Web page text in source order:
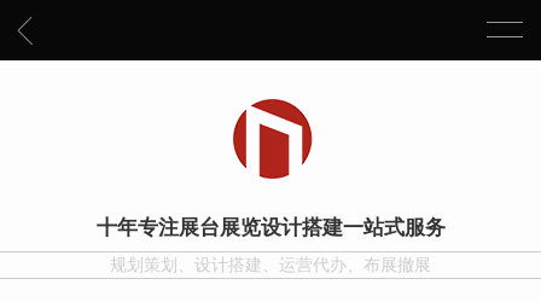
十年专注展台展览设计搭建一站式服务
规划策划、设计搭建、运营代办、布展撤展